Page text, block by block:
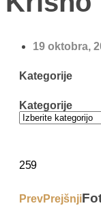
19 oktobra,
Kategorije
Kategorije
259
PrevPrejšnji